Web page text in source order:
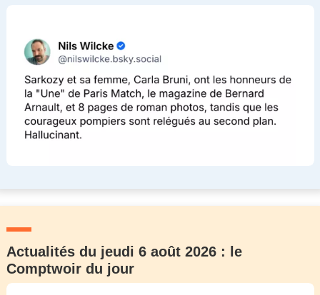
Actualités du jeudi 6 août 2026 : le
Comptwoir du jour